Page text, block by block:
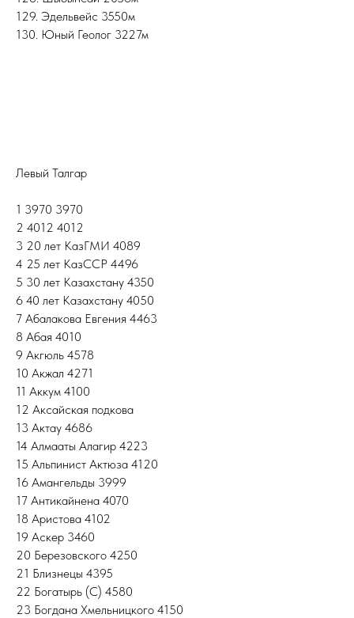
129. Эдельвейс 3550м
130. Юный Геолог 3227м
Левый Талгар
1 3970 3970
2 4012 4012
3 20 лет КазГМИ 4089
4 25 лет КазССР 4496
5 30 лет Казахстану 4350
6 40 лет Казахстану 4050
7 Абалакова Евгения 4463
8 Абая 4010
9 Акгюль 4578
10 Акжал 4271
11 Аккум 4100
12 Аксайская подкова
13 Актау 4686
14 Алмааты Алагир 4223
15 Альпинист Актюза 4120
16 Амангельды 3999
17 Антикайнена 4070
18 Аристова 4102
19 Аскер 3460
20 Березовского 4250
21 Близнецы 4395
22 Богатырь (С) 4580
23 Богдана Хмельницкого 4150